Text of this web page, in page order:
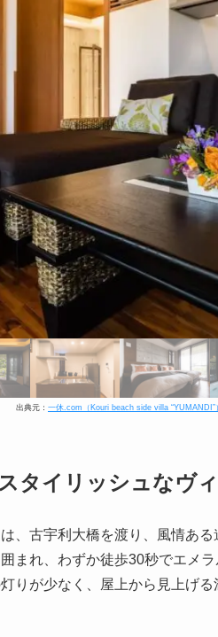
出典元： 一休.com（Kouri beach side villa “YUMANDI”）
タイリッシュなヴ
は、古宇利大橋を渡り、風情あ
まれ、わずか徒歩30秒でエメ
りが少なく、屋上から見上げる